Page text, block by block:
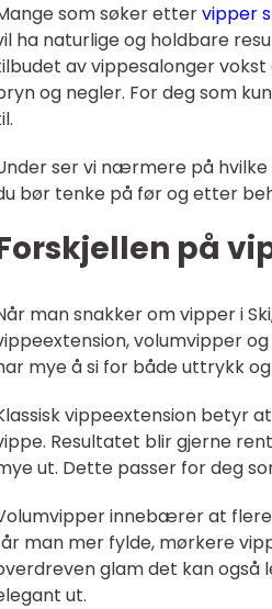
som søker ettervipper
ha naturlige og holdbare
av vippesalonger
og negler. For deg som
ser vi nærmere på
bør tenke på før og etter
på
man snakker om vipper i
volumvipper
mye å si for både uttrykk
vippeextension betyr
Resultatet blir gjerne
ut. Dette passer for deg
innebærer at flere
man mer fylde, mørkere
glam det kan
ut.